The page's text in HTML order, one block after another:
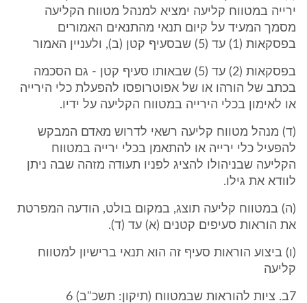
ירייה במטווח קליעה ימציא למנהל מטווח הקליעה
מסמך המעיד על קיום תנאי מהתנאים האמורים
בפסקאות (1) עד (5) שבסעיף קטן (ב), ולעניין האמור
בפסקאות (2) עד (5) שבאותו סעיף קטן - גם הסכמה
בכתב של הורהו או של אפוטרופסו להפעלת כלי הירייה
או לאימון בכלי הירייה במטווח הקליעה על ידיו.
(ד) מנהל מטווח קליעה רשאי לדרוש מאדם המבקש
להפעיל כלי ירייה או להתאמן בכלי ירייה במטווח
הקליעה שבניהולו להציג לפניו תעודה מזהה שבה ניתן
לוודא את גילו.
(ה) במטווח קליעה תוצג, במקום בולט, הודעה המפרטת
את הוראות סעיפים קטנים (א) עד (ד).
(ו) ביצוע הוראות סעיף זה הוא תנאי ברישיון למטווח
קליעה
7ב. ציות להוראות שבמטווח (תיקון: תשכ"ב) 6